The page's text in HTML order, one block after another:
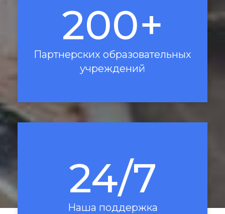
200+
Партнерских образовательных
учреждений
24/7
Наша поддержка